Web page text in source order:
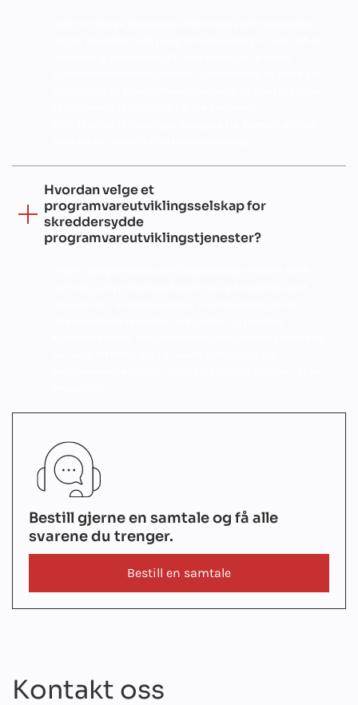
Hvordan velge et
programvareutviklingsselskap for
skreddersydde
programvareutviklingstjenester?
Bestill gjerne en samtale og få alle
svarene du trenger.
Bestill en samtale
Kontakt oss